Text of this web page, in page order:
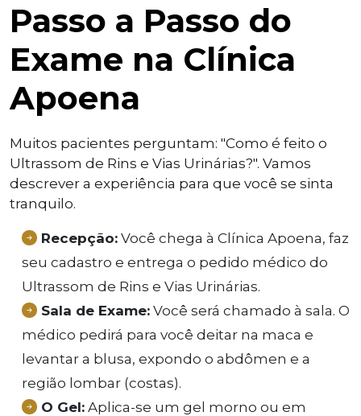
Passo a Passo do
Exame na Clínica
Apoena
Muitos pacientes perguntam: "Como é feito o
Ultrassom de Rins e Vias Urinárias?". Vamos
descrever a experiência para que você se sinta
tranquilo.
Recepção: Você chega à Clínica Apoena, faz
seu cadastro e entrega o pedido médico do
Ultrassom de Rins e Vias Urinárias.
Sala de Exame: Você será chamado à sala. O
médico pedirá para você deitar na maca e
levantar a blusa, expondo o abdômen e a
região lombar (costas).
O Gel: Aplica-se um gel morno ou em